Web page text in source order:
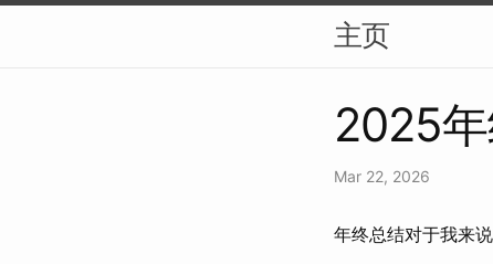
主页
2025
Mar 22, 2026
年终总结对于我来